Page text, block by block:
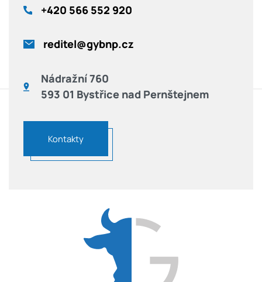
+420 566 552 920
reditel@gybnp.cz
Nádražní 760
593 01 Bystřice nad Pernštejnem
Kontakty